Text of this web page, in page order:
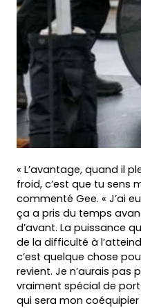
« L’avantage, quand il
froid, c’est que tu sens
commenté Gee. « J’ai
ça a pris du temps
d’avant. La puissance
de la difficulté à
c’est quelque chose
revient. Je n’aurais pas
vraiment spécial de
qui sera mon coéquipier